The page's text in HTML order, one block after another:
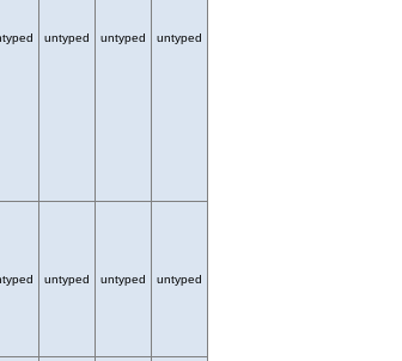
untyped untyped untyped
untyped untyped untyped